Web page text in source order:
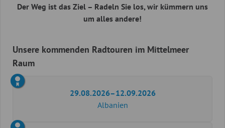
Der Weg ist das Ziel – Radeln Sie los, wir kümmern uns
um alles andere!
Unsere kommenden Radtouren im Mittelmeer
Raum
29.08.2026–12.09.2026
Albanien